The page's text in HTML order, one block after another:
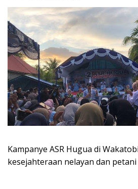
Kampanye ASR Hugua di
kesejahteraan nelayan dan petani